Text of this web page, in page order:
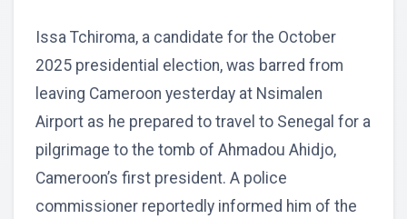
Issa Tchiroma, a candidate for the October
2025 presidential election, was barred from
leaving Cameroon yesterday at Nsimalen
Airport as he prepared to travel to Senegal for a
pilgrimage to the tomb of Ahmadou Ahidjo,
Cameroon’s first president. A police
commissioner reportedly informed him of the